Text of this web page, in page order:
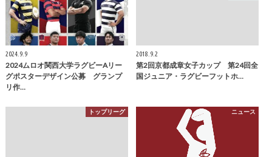
2024.9.9
2024ムロオ関西大学ラグビーAリー
グポスターデザイン公募 グランプ
リ作…
2018.9.2
第2回京都成章女子カップ 第24回全
国ジュニア・ラグビーフットホ…
トップリーグ ニュース